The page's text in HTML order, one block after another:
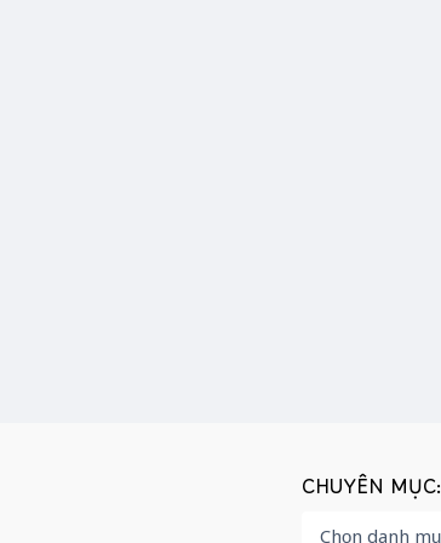
CHUYÊN MỤC: